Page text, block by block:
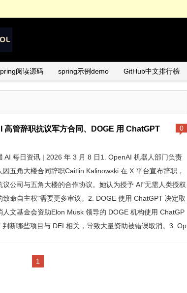
阅读源码 spring示例demo GitHub中文排行榜
0
高管辞职抗议军方合同、DOGE 用 ChatGPT
AI 每日资讯 | 2026 年 3 月 8 日1. OpenAI 机器人部门负责
因五角大楼合同辞职Caitlin Kalinowski 在 X 平台宣布辞职，
议公司与五角大楼的合作协议。她认为授予 AI"无需人类授权
致命自主权"需要更多审议。2. DOGE 使用 ChatGPT 决定取
人文基金会资助Elon Musk 领导的 DOGE 机构使用 ChatGP
判断哪些项目与 DEI 相关，导致大量资助被错误取消。3. Op
1